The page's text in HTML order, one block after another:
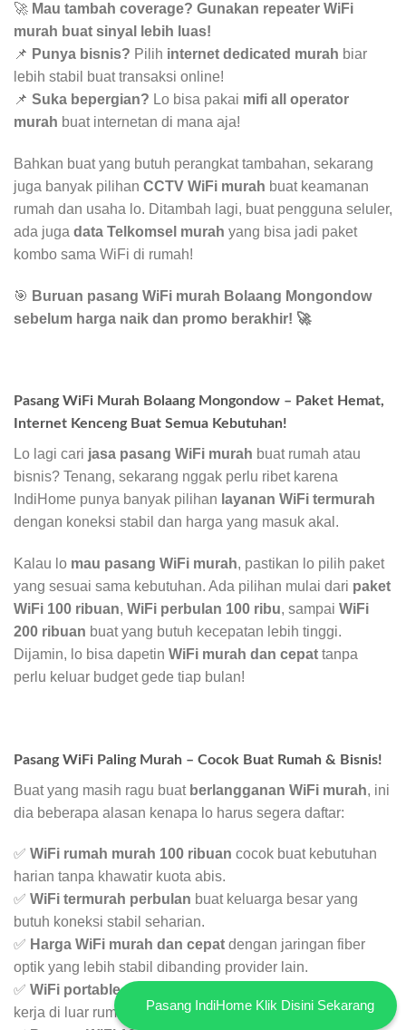
🚀 Mau tambah coverage? Gunakan repeater WiFi
murah buat sinyal lebih luas!
📌 Punya bisnis? Pilih internet dedicated murah biar
lebih stabil buat transaksi online!
📌 Suka bepergian? Lo bisa pakai mifi all operator
murah buat internetan di mana aja!
Bahkan buat yang butuh perangkat tambahan, sekarang
juga banyak pilihan CCTV WiFi murah buat keamanan
rumah dan usaha lo. Ditambah lagi, buat pengguna seluler,
ada juga data Telkomsel murah yang bisa jadi paket
kombo sama WiFi di rumah!
🎯 Buruan pasang WiFi murah Bolaang Mongondow
sebelum harga naik dan promo berakhir! 🚀
Pasang WiFi Murah Bolaang Mongondow – Paket Hemat,
Internet Kenceng Buat Semua Kebutuhan!
Lo lagi cari jasa pasang WiFi murah buat rumah atau
bisnis? Tenang, sekarang nggak perlu ribet karena
IndiHome punya banyak pilihan layanan WiFi termurah
dengan koneksi stabil dan harga yang masuk akal.
Kalau lo mau pasang WiFi murah, pastikan lo pilih paket
yang sesuai sama kebutuhan. Ada pilihan mulai dari paket
WiFi 100 ribuan, WiFi perbulan 100 ribu, sampai WiFi
200 ribuan buat yang butuh kecepatan lebih tinggi.
Dijamin, lo bisa dapetin WiFi murah dan cepat tanpa
perlu keluar budget gede tiap bulan!
Pasang WiFi Paling Murah – Cocok Buat Rumah & Bisnis!
Buat yang masih ragu buat berlangganan WiFi murah, ini
dia beberapa alasan kenapa lo harus segera daftar:
✅ WiFi rumah murah 100 ribuan cocok buat kebutuhan
harian tanpa khawatir kuota abis.
✅ WiFi termurah perbulan buat keluarga besar yang
butuh koneksi stabil seharian.
✅ Harga WiFi murah dan cepat dengan jaringan fiber
optik yang lebih stabil dibanding provider lain.
✅ WiFi portable unlimited murah
kerja di luar rumah atau butuh koneksi fleksibel.
Pasang IndiHome Klik Disini Sekarang